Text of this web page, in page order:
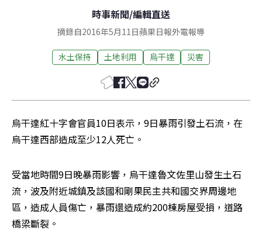
時事新聞/編輯直送
摘錄自2016年5月11日蘋果日報外電報導
水土保持 土地利用 烏干達 災害
烏干達紅十字會官員10日表示，9日暴雨引發土石流，在
烏干達西部造成至少12人死亡。
受當地時間9日晚暴雨影響，烏干達魯文佐里山發生土石
流，波及附近城鎮及該國和剛果民主共和國交界周邊地
區，造成人員傷亡，暴雨還造成約200棟房屋受損，道路
橋梁斷裂。